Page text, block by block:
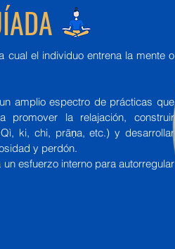
cual el individuo entrena la mente o
amplio espectro de prácticas que
promover la relajación, construir
ki, chi, prāṇa, etc.) y desarrollar
y perdón.
esfuerzo interno para autorregular